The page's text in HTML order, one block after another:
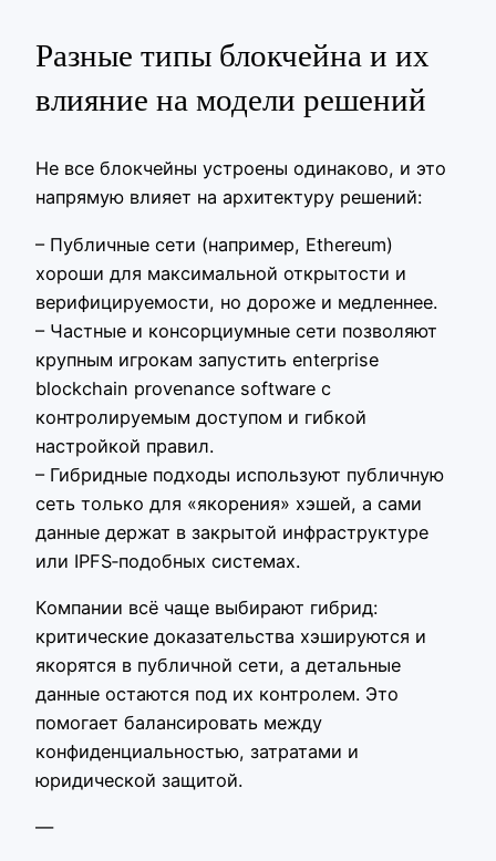
Разные типы блокчейна и их
влияние на модели решений
Не все блокчейны устроены одинаково, и это
напрямую влияет на архитектуру решений:
– Публичные сети (например, Ethereum)
хороши для максимальной открытости и
верифицируемости, но дороже и медленнее.
– Частные и консорциумные сети позволяют
крупным игрокам запустить enterprise
blockchain provenance software с
контролируемым доступом и гибкой
настройкой правил.
– Гибридные подходы используют публичную
сеть только для «якорения» хэшей, а сами
данные держат в закрытой инфраструктуре
или IPFS‑подобных системах.
Компании всё чаще выбирают гибрид:
критические доказательства хэшируются и
якорятся в публичной сети, а детальные
данные остаются под их контролем. Это
помогает балансировать между
конфиденциальностью, затратами и
юридической защитой.
—